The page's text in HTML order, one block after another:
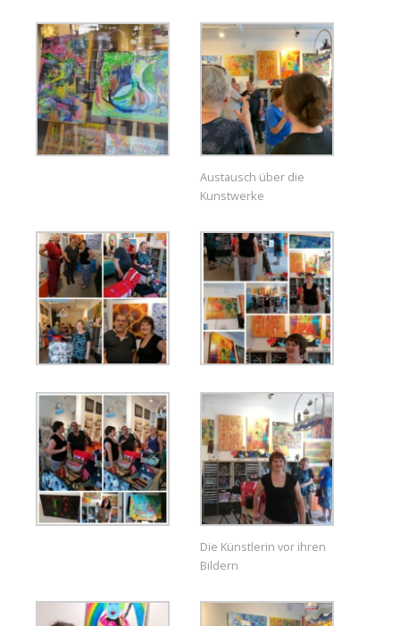
Austausch über die
Kunstwerke
Die Künstlerin vor ihren
Bildern